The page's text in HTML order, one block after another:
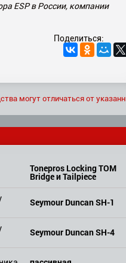
ESP в России, компании
Поделиться:
могут отличаться от
Tonepros Locking TOM
Bridge и Tailpiece
Seymour Duncan SH-1
Seymour Duncan SH-4